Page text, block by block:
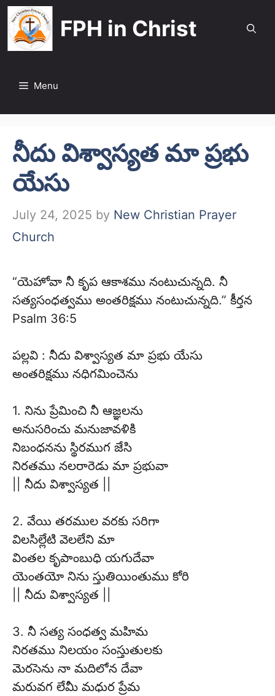
Skip
to
content
FPH in Christ
Menu
నీదు విశ్వాస్యత మా ప్రభు
యేసు
July 24, 2025 by New Christian Prayer
Church
“యెహోవా నీ కృప ఆకాశము నంటుచున్నది. నీ
సత్యసంధత్వము అంతరిక్షము నంటుచున్నది.” కీర్తన
Psalm 36:5
పల్లవి : నీదు విశ్వాస్యత మా ప్రభు యేసు
అంతరిక్షము నధిగమించెను
1. నిను ప్రేమించి నీ ఆజ్ఞలను
అనుసరించు మనుజావళికి
నిబంధనను స్థిరముగ జేసి
నిరతము నలరారెడు మా ప్రభువా
|| నీదు విశ్వాస్యత ||
2. వేయి తరముల వరకు సరిగా
విలసిల్లేటి వెలలేని మా
వింతల కృపాంబుధి యగుదేవా
యెంతయో నిను స్తుతియింతుము కోరి
|| నీదు విశ్వాస్యత ||
3. నీ సత్య సంధత్వ మహిమ
నిరతము నిలయం సంస్తుతులకు
మెరసెను నా మదిలోన దేవా
మరువగ లేమీ మధుర ప్రేమ